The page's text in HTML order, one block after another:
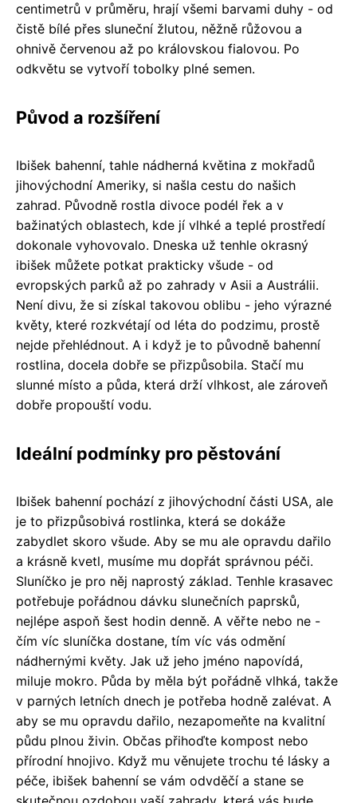
centimetrů v průměru, hrají všemi barvami duhy - od
čistě bílé přes sluneční žlutou, něžně růžovou a
ohnivě červenou až po královskou fialovou. Po
odkvětu se vytvoří tobolky plné semen.
Původ a rozšíření
Ibišek bahenní, tahle nádherná květina z mokřadů
jihovýchodní Ameriky, si našla cestu do našich
zahrad. Původně rostla divoce podél řek a v
bažinatých oblastech, kde jí vlhké a teplé prostředí
dokonale vyhovovalo. Dneska už tenhle okrasný
ibišek můžete potkat prakticky všude - od
evropských parků až po zahrady v Asii a Austrálii.
Není divu, že si získal takovou oblibu - jeho výrazné
květy, které rozkvétají od léta do podzimu, prostě
nejde přehlédnout. A i když je to původně bahenní
rostlina, docela dobře se přizpůsobila. Stačí mu
slunné místo a půda, která drží vlhkost, ale zároveň
dobře propouští vodu.
Ideální podmínky pro pěstování
Ibišek bahenní pochází z jihovýchodní části USA, ale
je to přizpůsobivá rostlinka, která se dokáže
zabydlet skoro všude. Aby se mu ale opravdu dařilo
a krásně kvetl, musíme mu dopřát správnou péči.
Sluníčko je pro něj naprostý základ. Tenhle krasavec
potřebuje pořádnou dávku slunečních paprsků,
nejlépe aspoň šest hodin denně. A věřte nebo ne -
čím víc sluníčka dostane, tím víc vás odmění
nádhernými květy. Jak už jeho jméno napovídá,
miluje mokro. Půda by měla být pořádně vlhká, takže
v parných letních dnech je potřeba hodně zalévat. A
aby se mu opravdu dařilo, nezapomeňte na kvalitní
půdu plnou živin. Občas přihoďte kompost nebo
přírodní hnojivo. Když mu věnujete trochu té lásky a
péče, ibišek bahenní se vám odvděčí a stane se